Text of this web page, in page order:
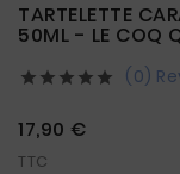
TARTELETTE
50ML - LE COQ
     (0)
17,90 €
TTC